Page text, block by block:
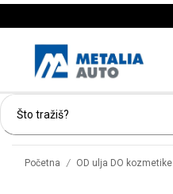
Početna / OD ulja DO kozmetike